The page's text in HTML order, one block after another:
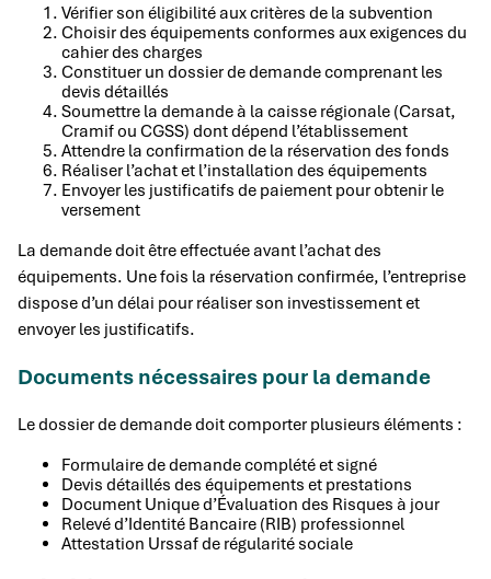
Vérifier son éligibilité aux critères de la subvention
Choisir des équipements conformes aux exigences du
cahier des charges
Constituer un dossier de demande comprenant les
devis détaillés
Soumettre la demande à la caisse régionale (Carsat,
Cramif ou CGSS) dont dépend l’établissement
Attendre la confirmation de la réservation des fonds
Réaliser l’achat et l’installation des équipements
Envoyer les justificatifs de paiement pour obtenir le
versement
La demande doit être effectuée avant l’achat des
équipements. Une fois la réservation confirmée, l’entreprise
dispose d’un délai pour réaliser son investissement et
envoyer les justificatifs.
Documents nécessaires pour la demande
Le dossier de demande doit comporter plusieurs éléments :
Formulaire de demande complété et signé
Devis détaillés des équipements et prestations
Document Unique d’Évaluation des Risques à jour
Relevé d’Identité Bancaire (RIB) professionnel
Attestation Urssaf de régularité sociale